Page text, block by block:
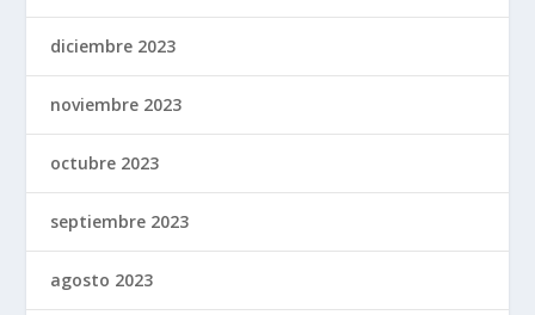
diciembre 2023
noviembre 2023
octubre 2023
septiembre 2023
agosto 2023